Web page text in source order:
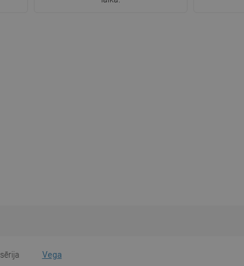
sērija Vega